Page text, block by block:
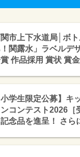
市上下水道局│ボ
関露水」ラベルデ
作品採用 賞状 賞
小学生限定公募】キ
コンテスト2026［
記念品を進呈！ さら
］